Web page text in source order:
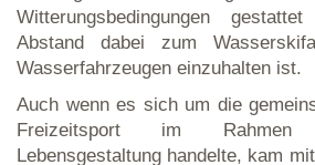
Witterungsbedingungen
Abstand dabei zum
Wasserfahrzeugen einzuhalten ist.
Auch wenn es sich um die
Freizeitsport im
Lebensgestaltung handelte, kam